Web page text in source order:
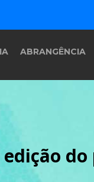
ABRANGÊNCIA
edição